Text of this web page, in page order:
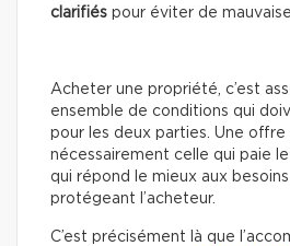
clarifiés pour éviter de
Acheter une propriété, c’est
ensemble de conditions qui
pour les deux parties. Une offre
nécessairement celle qui paie
qui répond le mieux aux
protégeant l’acheteur.
C’est précisément là que